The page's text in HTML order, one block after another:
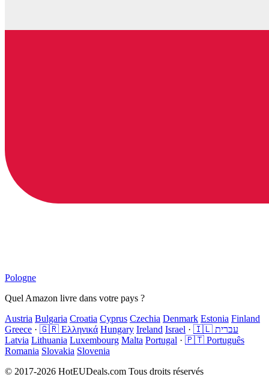
Pologne
Quel Amazon livre dans votre pays ?
Austria Bulgaria Croatia Cyprus Czechia Denmark Estonia Finland
Greece · 🇬🇷 Ελληνικά Hungary Ireland Israel ·
🇮🇱 עברית
Latvia Lithuania Luxembourg Malta Portugal · 🇵🇹 Português
Romania Slovakia Slovenia
© 2017-2026 HotEUDeals.com Tous droits réservés